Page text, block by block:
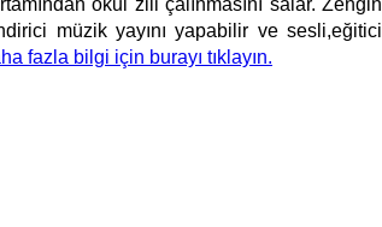
okul zili çalınmasını salar. Zengin
müzik yayını yapabilir ve sesli,eğitici
fazla bilgi için burayı tıklayın.